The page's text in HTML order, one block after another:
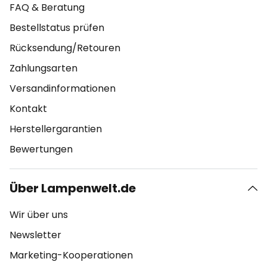
FAQ & Beratung
Bestellstatus prüfen
Rücksendung/Retouren
Zahlungsarten
Versandinformationen
Kontakt
Herstellergarantien
Bewertungen
Über Lampenwelt.de
Wir über uns
Newsletter
Marketing-Kooperationen